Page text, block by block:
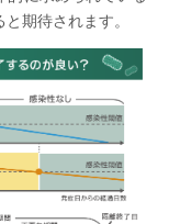
期待されます。